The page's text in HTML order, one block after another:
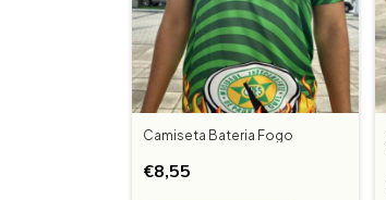
Camiseta Bateria Fogo
€8,55